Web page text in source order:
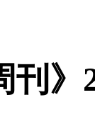
刊